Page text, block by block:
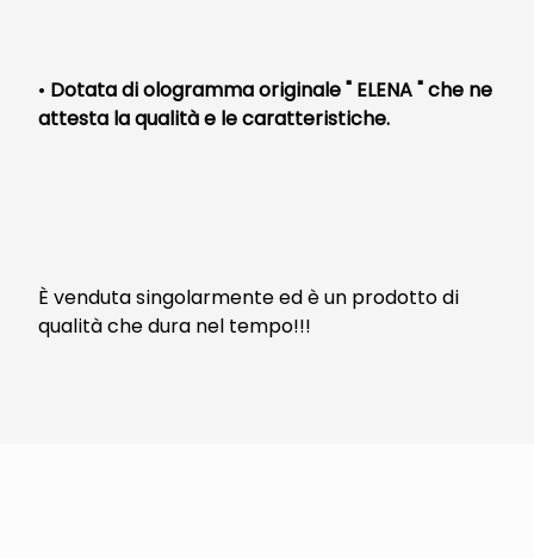
• Dotata di ologramma originale " ELENA " che ne
attesta la qualità e le caratteristiche.
È venduta singolarmente ed è un prodotto di
qualità che dura nel tempo!!!